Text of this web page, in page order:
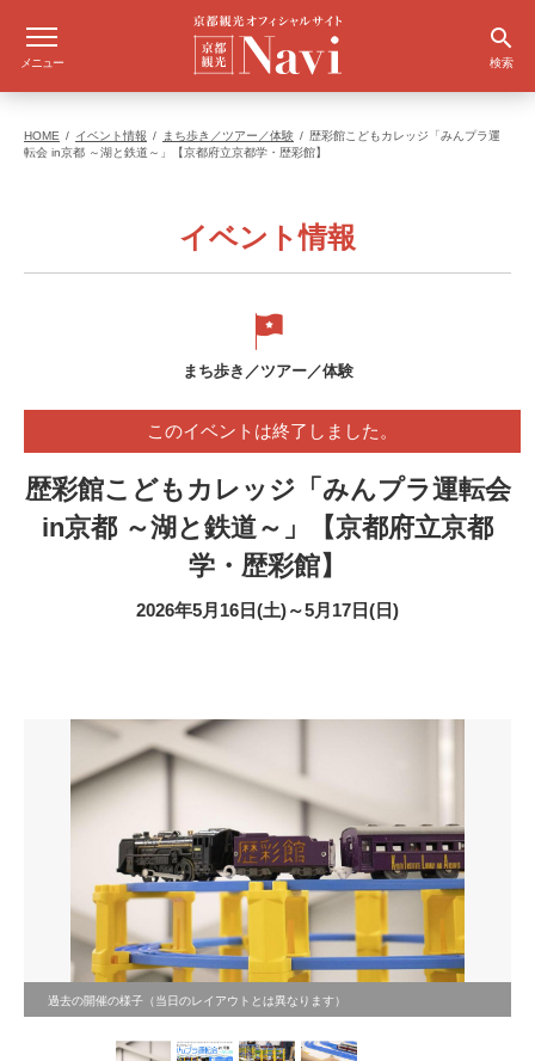
メニュー 検索
HOME イベント情報 まち歩き／ツアー／体験
歴彩館こどもカレッジ「みんプラ運
転会 in京都 ～湖と鉄道～」【京都府立京都学・歴彩館】
イベント情報
まち歩き／ツアー／体験
このイベントは終了しました。
歴彩館こどもカレッジ「みんプラ運転会
in京都 ～湖と鉄道～」【京都府立京都
学・歴彩館】
2026年5月16日(土)～5月17日(日)
過去の開催の様子（当日のレイアウトとは異なります）